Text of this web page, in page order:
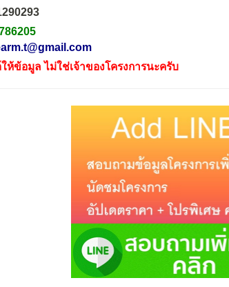
ให้ข้อมูล ไม่ใช่เจ้าของโครงการนะครับ